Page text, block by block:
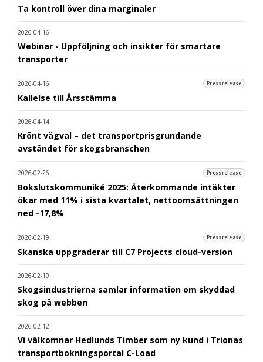
Ta kontroll över dina marginaler
2026-04-16
Webinar - Uppföljning och insikter för smartare
transporter
2026-04-16 Pressrelease
Kallelse till Årsstämma
2026-04-14
Krönt vägval – det transportprisgrundande
avståndet för skogsbranschen
2026-02-26 Pressrelease
Bokslutskommuniké 2025: Återkommande intäkter
ökar med 11% i sista kvartalet, nettoomsättningen
ned -17,8%
2026-02-19 Pressrelease
Skanska uppgraderar till C7 Projects cloud-version
2026-02-19
Skogsindustrierna samlar information om skyddad
skog på webben
2026-02-12
Vi välkomnar Hedlunds Timber som ny kund i Trionas
transportbokningsportal C-Load